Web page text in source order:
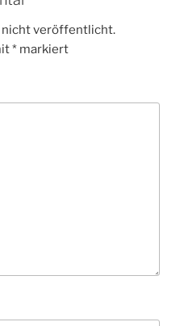
nicht veröffentlicht.
* markiert